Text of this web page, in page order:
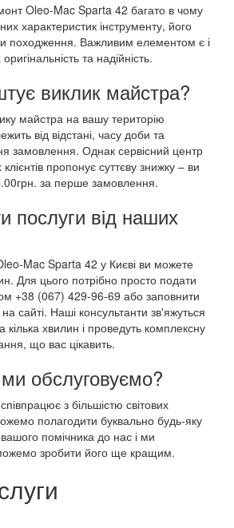
Oleo-Mac Sparta 42 багато в чому
характеристик інструменту, його
походження. Важливим елементом є і
та надійність.
виклик майстра?
майстра на вашу територію
від відстані, часу доби та
замовлення. Однак сервісний центр
пропонує суттєву знижку – ви
за перше замовлення.
послуги від наших
Mac Sparta 42 у Києві ви можете
Для цього потрібно просто подати
+38 (067) 429-96-69 або заповнити
сайті. Наші консультанти зв'яжуться
кілька хвилин і проведуть комплексну
що вас цікавить.
обслуговуємо?
з більшістю світових
полагодити буквально будь-яку
помічника до нас і ми
зробити його ще кращим.